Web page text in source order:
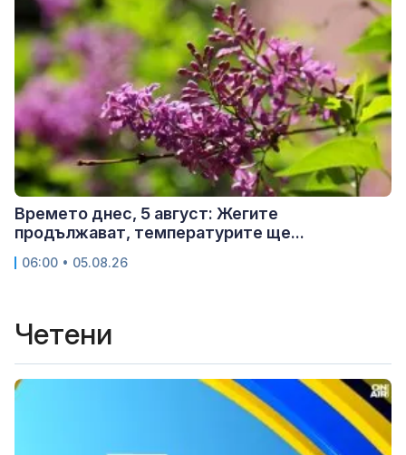
Времето днес, 5 август: Жегите
продължават, температурите ще...
06:00 • 05.08.26
Четени